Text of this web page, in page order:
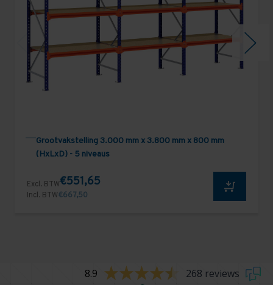
Grootvakstelling 3.000 mm x 3.800 mm x 800 mm
(HxLxD) - 5 niveaus
Excl. BTW€551,65
Incl. BTW€667,50
8.9 268 reviews